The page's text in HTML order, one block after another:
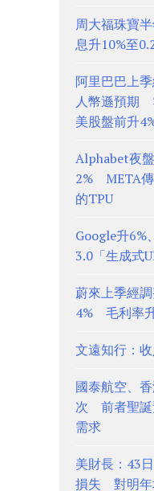
周大福珠寶
息升10%至
阿里巴巴上
人幣遜預期
美股盤前升
Alphabet夜
2% META傳
的TPU
Google升
3.0「生成式
蔚來上季經
4% 毛利率
文遠知行：
國泰航空、
次 前者聖誕
需求
美財長：43
損失 對明年